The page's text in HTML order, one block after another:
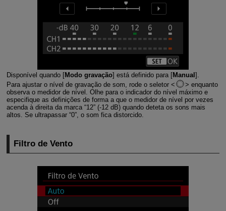
Disponível quando [Modo gravação] está definido para [Manual].
Para ajustar o nível de gravação de som, rode o seletor
enquanto
observa o medidor de nível. Olhe para o indicador do nível máximo e
especifique as definições de forma a que o medidor de nível por vezes
acenda à direita da marca “12” (-12 dB) quando deteta os sons mais
altos. Se ultrapassar “0”, o som fica distorcido.
Filtro de Vento